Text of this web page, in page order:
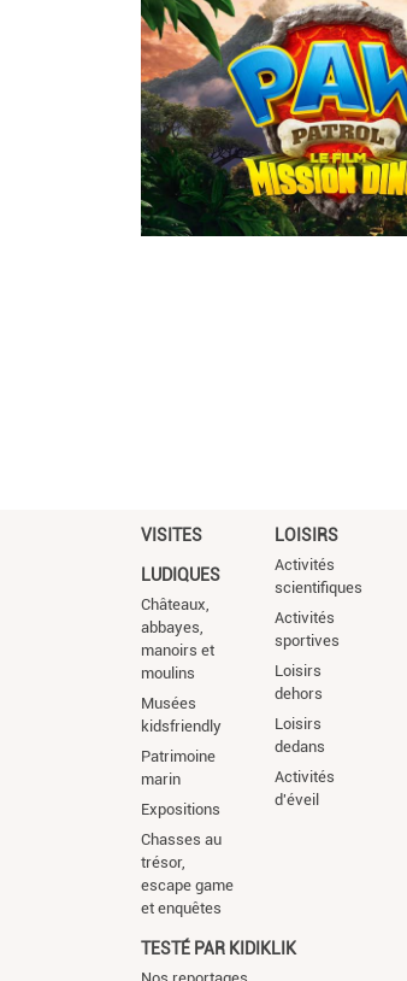
VISITES
LUDIQUES
Châteaux,
abbayes,
manoirs et
moulins
Musées
kidsfriendly
Patrimoine
marin
Expositions
Chasses au
trésor,
escape game
et enquêtes
LOISIRS
Activités
scientifiques
Activités
sportives
Loisirs
dehors
Loisirs
dedans
Activités
d'éveil
TESTÉ PAR KIDIKLIK